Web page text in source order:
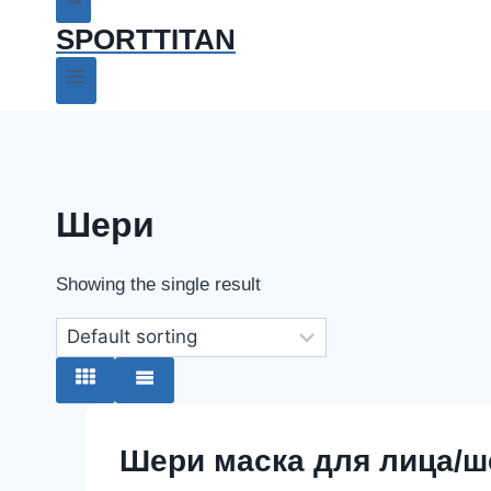
SPORTTITAN
Шери
Showing the single result
Шери маска для лица/